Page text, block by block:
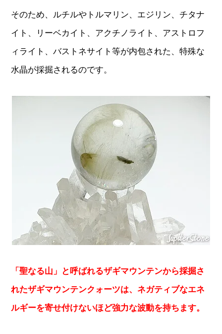
そのため、ルチルやトルマリン、エジリン、チタナ
イト、リーベカイト、アクチノライト、アストロフ
ィライト、バストネサイト等が内包された、特殊な
水晶が採掘されるのです。
「聖なる山」と呼ばれるザギマウンテンから採掘さ
れたザギマウンテンクォーツは、ネガティブなエネ
ルギーを寄せ付けないほど強力な波動を持ちます。